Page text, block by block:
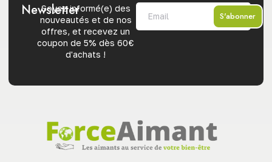
Newsletter
Soyez informé(e) des
nouveautés et de nos
offres, et recevez un
coupon de 5% dès 60€
d'achats !
S'abonner